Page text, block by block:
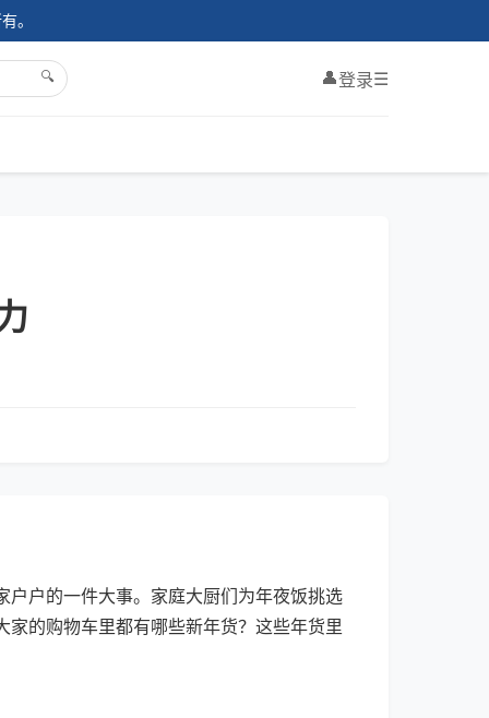
。
🔍 👤登录☰
户户的一件大事。家庭大厨们为年夜饭挑选
的购物车里都有哪些新年货？这些年货里